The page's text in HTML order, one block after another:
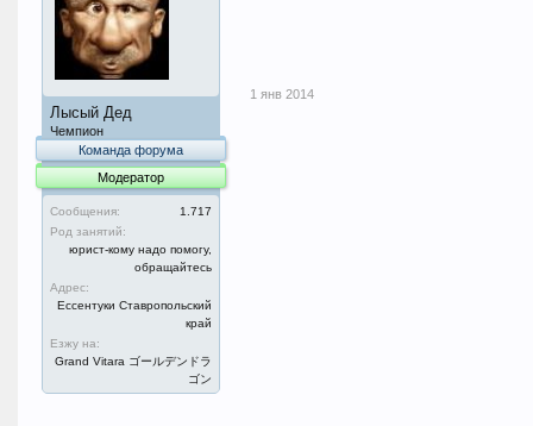
Лысый Дед
Чемпион
Команда форума
Модератор
Сообщения:
1.717
Род занятий:
юрист-кому надо помогу,
обращайтесь
Адрес:
Ессентуки Ставропольский
край
Езжу на:
Grand Vitara ゴールデンドラ
ゴン
1 янв 2014